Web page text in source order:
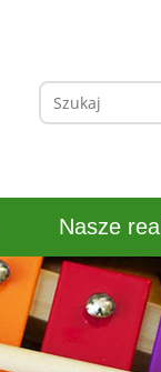
Szukaj:
Nasze